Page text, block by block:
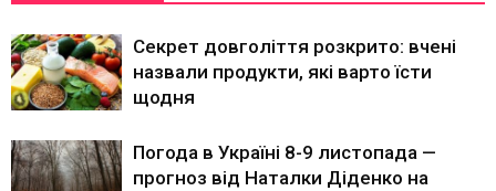
Секрет довголіття розкрито: вчені
назвали продукти, які варто їсти
щодня
Погода в Україні 8-9 листопада —
прогноз від Наталки Діденко на